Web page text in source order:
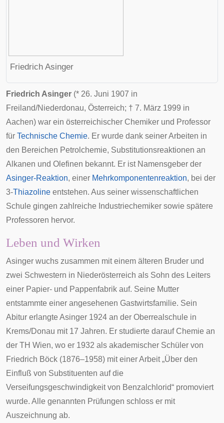
Friedrich Asinger
Friedrich Asinger (* 26. Juni 1907 in
Freiland/Niederdonau, Österreich; † 7. März 1999 in
Aachen) war ein österreichischer Chemiker und Professor
für Technische Chemie. Er wurde dank seiner Arbeiten in
den Bereichen Petrolchemie, Substitutionsreaktionen an
Alkanen und Olefinen bekannt. Er ist Namensgeber der
Asinger-Reaktion, einer Mehrkomponentenreaktion, bei der
3-Thiazoline entstehen. Aus seiner wissenschaftlichen
Schule gingen zahlreiche Industriechemiker sowie spätere
Professoren hervor.
Leben und Wirken
Asinger wuchs zusammen mit einem älteren Bruder und
zwei Schwestern in Niederösterreich als Sohn des Leiters
einer Papier- und Pappenfabrik auf. Seine Mutter
entstammte einer angesehenen Gastwirtsfamilie. Sein
Abitur erlangte Asinger 1924 an der Oberrealschule in
Krems/Donau mit 17 Jahren. Er studierte darauf Chemie an
der TH Wien, wo er 1932 als akademischer Schüler von
Friedrich Böck (1876–1958) mit einer Arbeit „Über den
Einfluß von Substituenten auf die
Verseifungsgeschwindigkeit von Benzalchlorid“ promoviert
wurde. Alle genannten Prüfungen schloss er mit
Auszeichnung ab.